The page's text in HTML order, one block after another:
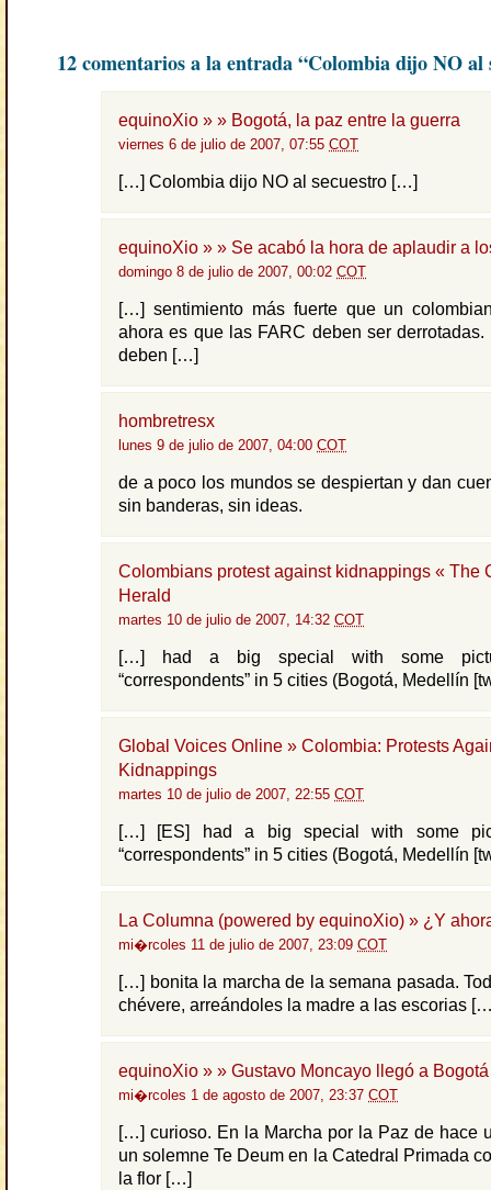
12 comentarios a la entrada “Colombia dijo NO al
equinoXio » » Bogotá, la paz entre la guerra
viernes 6 de julio de 2007, 07:55 COT
[…] Colombia dijo NO al secuestro […]
equinoXio » » Se acabó la hora de aplaudir a
domingo 8 de julio de 2007, 00:02 COT
[…] sentimiento más fuerte que un
ahora es que las FARC deben ser derrotadas.
deben […]
hombretresx
lunes 9 de julio de 2007, 04:00 COT
de a poco los mundos se despiertan y dan
sin banderas, sin ideas.
Colombians protest against kidnappings « The
Herald
martes 10 de julio de 2007, 14:32 COT
[…] had a big special with some
“correspondents” in 5 cities (Bogotá, Medellín
Global Voices Online » Colombia: Protests
Kidnappings
martes 10 de julio de 2007, 22:55 COT
[…] [ES] had a big special with some
“correspondents” in 5 cities (Bogotá, Medellín
La Columna (powered by equinoXio) » ¿Y
mi�rcoles 11 de julio de 2007, 23:09 COT
[…] bonita la marcha de la semana pasada.
chévere, arreándoles la madre a las escorias
equinoXio » » Gustavo Moncayo llegó a Bogotá
mi�rcoles 1 de agosto de 2007, 23:37 COT
[…] curioso. En la Marcha por la Paz de hace
un solemne Te Deum en la Catedral Primada
la flor […]